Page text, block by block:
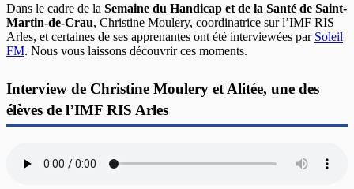
Dans le cadre de la Semaine du Handicap et de la Santé de Saint-
Martin-de-Crau, Christine Moulery, coordinatrice sur l’IMF RIS
Arles, et certaines de ses apprenantes ont été interviewées par Soleil
FM. Nous vous laissons découvrir ces moments.
Interview de Christine Moulery et Alitée, une des
élèves de l’IMF RIS Arles